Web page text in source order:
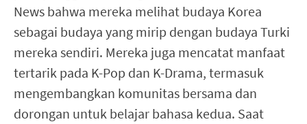
News bahwa mereka melihat budaya Korea
sebagai budaya yang mirip dengan budaya Turki
mereka sendiri. Mereka juga mencatat manfaat
tertarik pada K-Pop dan K-Drama, termasuk
mengembangkan komunitas bersama dan
dorongan untuk belajar bahasa kedua. Saat